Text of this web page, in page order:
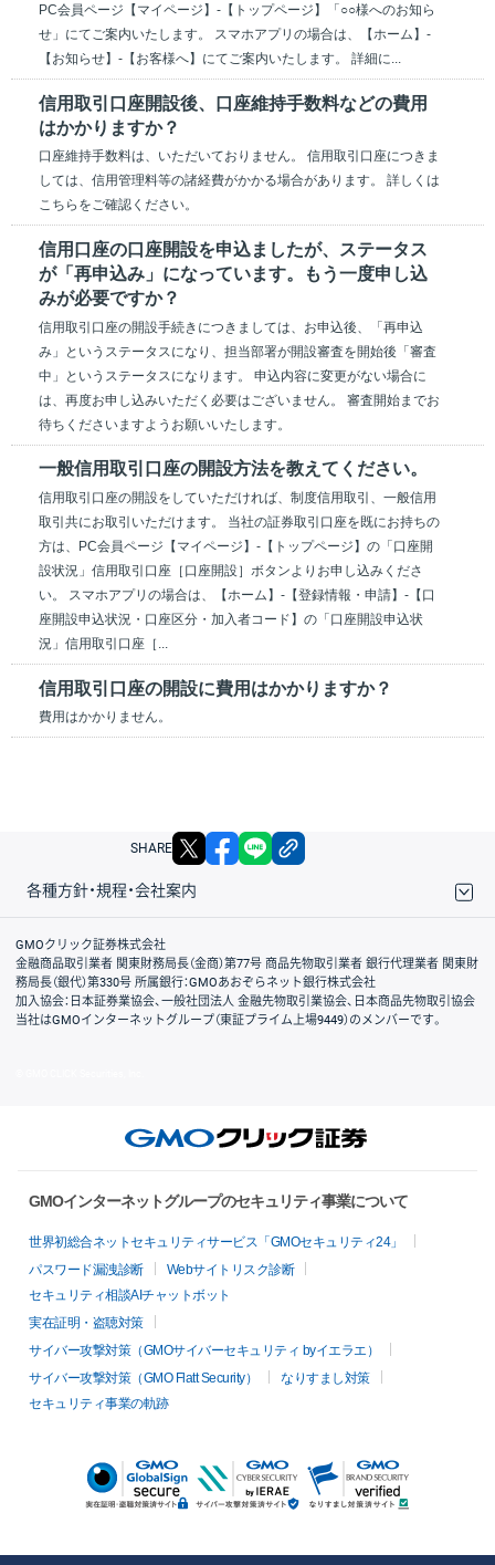
PC会員ページ【マイページ】-【トップページ】「○○様へのお知ら
せ」にてご案内いたします。 スマホアプリの場合は、【ホーム】-
【お知らせ】-【お客様へ】にてご案内いたします。 詳細に...
信用取引口座開設後、口座維持手数料などの費用
はかかりますか？
口座維持手数料は、いただいておりません。 信用取引口座につきま
しては、信用管理料等の諸経費がかかる場合があります。 詳しくは
こちらをご確認ください。
信用口座の口座開設を申込ましたが、ステータス
が「再申込み」になっています。もう一度申し込
みが必要ですか？
信用取引口座の開設手続きにつきましては、お申込後、「再申込
み」というステータスになり、担当部署が開設審査を開始後「審査
中」というステータスになります。 申込内容に変更がない場合に
は、再度お申し込みいただく必要はございません。 審査開始までお
待ちくださいますようお願いいたします。
一般信用取引口座の開設方法を教えてください。
信用取引口座の開設をしていただければ、制度信用取引、一般信用
取引共にお取引いただけます。 当社の証券取引口座を既にお持ちの
方は、PC会員ページ【マイページ】-【トップページ】の「口座開
設状況」信用取引口座［口座開設］ボタンよりお申し込みくださ
い。 スマホアプリの場合は、【ホーム】-【登録情報・申請】-【口
座開設申込状況・口座区分・加入者コード】の「口座開設申込状
況」信用取引口座［...
信用取引口座の開設に費用はかかりますか？
費用はかかりません。
SHARE X facebook
各種方針・規程・会社案内
取引規程・約款
サイトマップ
その他のご案内
個人情報保護方針
最良執行方針
サイトのご利用について
ディスクレイマー
信託保全
リスク説明
会社案内
GMOクリック証券株式会社
金融商品取引業者 関東財務局長（金商）第77号 商品先物取引業者 銀行代理業者 関東財
務局長（銀代）第330号 所属銀行：GMOあおぞらネット銀行株式会社
加入協会：日本証券業協会、一般社団法人 金融先物取引業協会、日本商品先物取引協会
当社はGMOインターネットグループ（東証プライム上場9449）のメンバーです。
GMOインターネットグループのセキュリティ事業について
世界初総合ネットセキュリティサービス「GMOセキュリティ24」
パスワード漏洩診断
Webサイトリスク診断
セキュリティ相談AIチャットボット
実在証明・盗聴対策
サイバー攻撃対策（GMOサイバーセキュリティ byイエラエ）
サイバー攻撃対策（GMO Flatt Security）
なりすまし対策
セキュリティ事業の軌跡